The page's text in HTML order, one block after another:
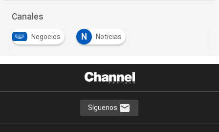
Canales
Negocios N Noticias
Síguenos